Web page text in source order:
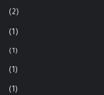
(2)
(1)
(1)
(1)
(1)